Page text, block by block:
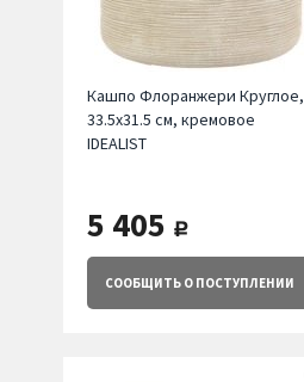
Кашпо Флоранжери Круглое,
33.5х31.5 см, кремовое
IDEALIST
5 405 руб.
СООБЩИТЬ О ПОСТУПЛЕНИИ